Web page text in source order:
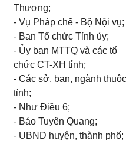
Thương;
- Vụ Pháp chế - Bộ Nội vụ;
- Ban Tổ chức Tỉnh ủy;
- Ủy ban MTTQ và các tổ
chức CT-XH tỉnh;
- Các sở, ban, ngành thuộc
tỉnh;
- Như Điều 6;
- Báo Tuyên Quang;
- UBND huyện, thành phố;